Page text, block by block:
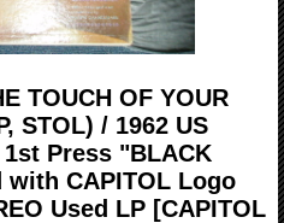
TOUCH OF YOUR
STOL) / 1962 US
1st Press "BLACK
with CAPITOL Logo
Used LP [CAPITOL